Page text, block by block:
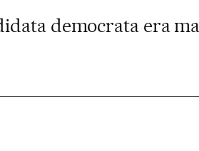
democrata era